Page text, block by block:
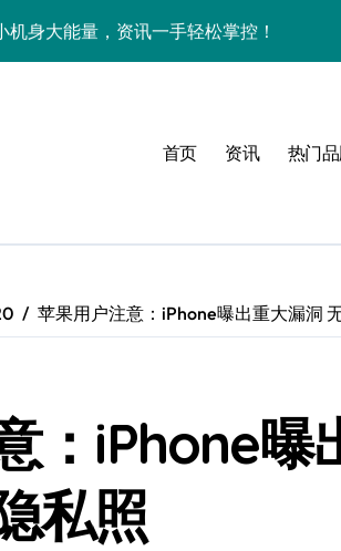
机身大能量，资讯一手轻松掌控！
袭，创新科技亮点一键全掌握！
神！定制主题潮爆了！
秒变手机美学高手！
秘诀大公开
尚，尽享炫美新体验
首页 资讯 热门
苹果用户注意：iPhone曝出重大漏洞
：iPhone曝
私照